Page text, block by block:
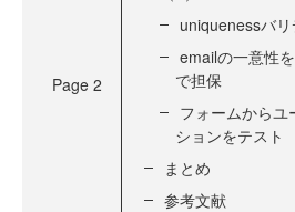
Page 2
uniquenessバ
emailの一意性
で担保
フォームからユ
ションをテスト
まとめ
参考文献